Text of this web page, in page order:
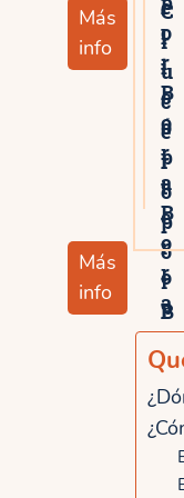
o
r
B
o
r
a
B
o
r
a
e
l
i
c
ó
p
t
e
r
o
p
o
r
B
o
Más
info
C
r
u
c
e
r
o
p
o
r
B
o
r
a
B
Más
info